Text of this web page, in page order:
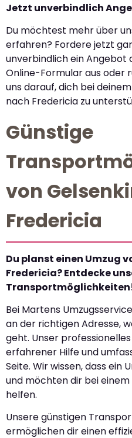
Jetzt unverbindlich
Du möchtest mehr über
erfahren? Fordere jetzt
unverbindlich ein Angebot
Online-Formular aus oder
uns darauf, dich bei
nach Fredericia zu
Günstige
von
Fredericia
Du planst einen Umzug
Fredericia? Entdecke
Bei Martens
an der richtigen Adresse,
geht. Unser
erfahrener Hilfe und
Seite. Wir wissen, dass ein
und möchten dir bei
helfen.
Unsere günstigen
ermöglichen dir einen